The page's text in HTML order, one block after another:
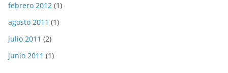
febrero 2012 (1)
agosto 2011 (1)
julio 2011 (2)
junio 2011 (1)